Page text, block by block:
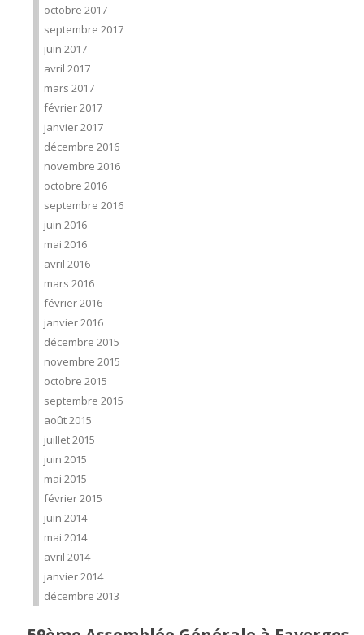
octobre 2017
septembre 2017
juin 2017
avril 2017
mars 2017
février 2017
janvier 2017
décembre 2016
novembre 2016
octobre 2016
septembre 2016
juin 2016
mai 2016
avril 2016
mars 2016
février 2016
janvier 2016
décembre 2015
novembre 2015
octobre 2015
septembre 2015
août 2015
juillet 2015
juin 2015
mai 2015
février 2015
juin 2014
mai 2014
avril 2014
janvier 2014
décembre 2013